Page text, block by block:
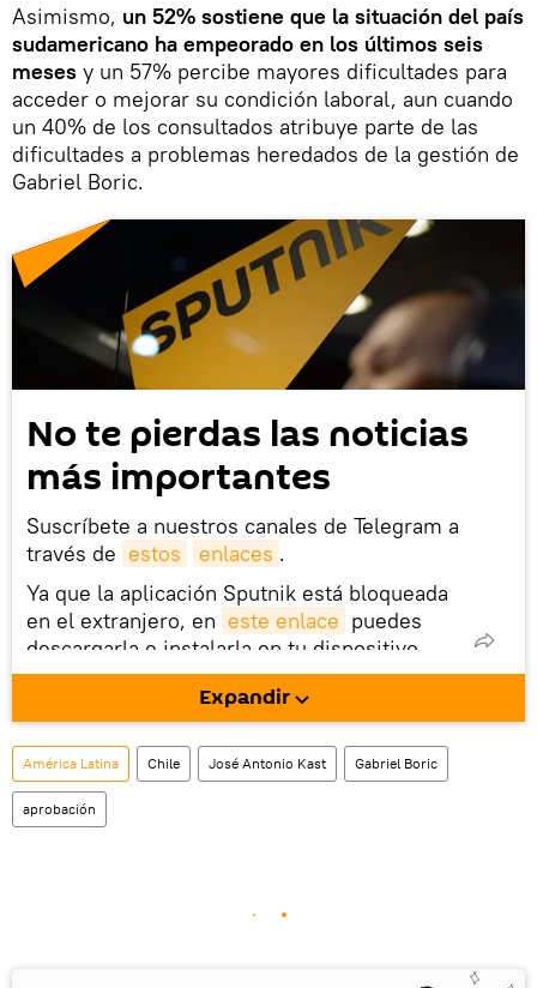
Asimismo, un 52% sostiene que la situación del país
sudamericano ha empeorado en los últimos seis
meses y un 57% percibe mayores dificultades para
acceder o mejorar su condición laboral, aun cuando
un 40% de los consultados atribuye parte de las
dificultades a problemas heredados de la gestión de
Gabriel Boric.
No te pierdas las noticias
más importantes
Suscríbete a nuestros canales de Telegram a
través de estos enlaces .
Ya que la aplicación Sputnik está bloqueada
en el extranjero, en este enlace puedes
descargarla e instalarla en tu dispositivo
móvil (¡solo para Android!).
También tenemos una cuenta en la red
social rusa VK .
Expandir
América Latina Chile José Antonio Kast Gabriel Boric
aprobación